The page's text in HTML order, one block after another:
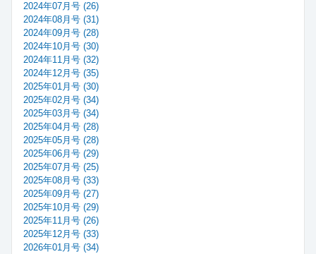
2024年07月号 (26)
2024年08月号 (31)
2024年09月号 (28)
2024年10月号 (30)
2024年11月号 (32)
2024年12月号 (35)
2025年01月号 (30)
2025年02月号 (34)
2025年03月号 (34)
2025年04月号 (28)
2025年05月号 (28)
2025年06月号 (29)
2025年07月号 (25)
2025年08月号 (33)
2025年09月号 (27)
2025年10月号 (29)
2025年11月号 (26)
2025年12月号 (33)
2026年01月号 (34)